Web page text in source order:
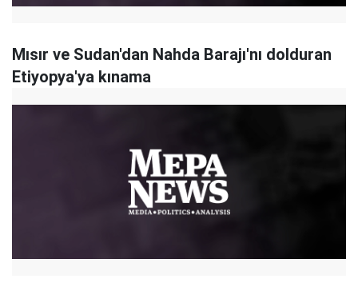
Mısır ve Sudan'dan Nahda Barajı'nı dolduran
Etiyopya'ya kınama